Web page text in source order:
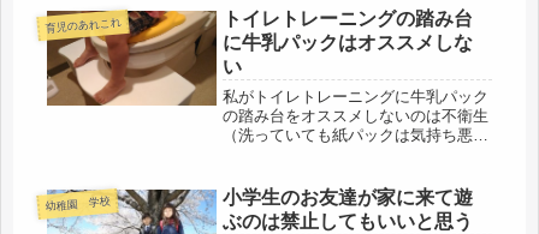
ドリンＭという目薬で近視かどうか検
査...
育児のあれこれ
トイレトレーニングの踏み台
に牛乳パックはオススメしな
い
私がトイレトレーニングに牛乳パック
の踏み台をオススメしないのは不衛生
（洗っていても紙パックは気持ち悪い
ックを集めるのが気が遠くなる。わが
家は牛乳の消費は週に1本。頑張っ...
幼稚園 学校
小学生のお友達が家に来て遊
ぶのは禁止してもいいと思う